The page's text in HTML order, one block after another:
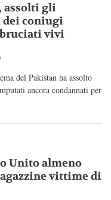
assolti gli
dei coniugi
vivi
del Pakistan ha assolto
ancora condannati per
Unito almeno
vittime di